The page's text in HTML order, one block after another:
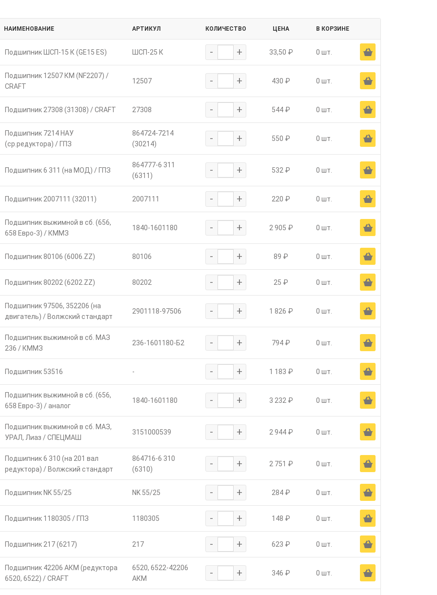
НАИМЕНОВАНИЕ АРТИКУЛ КОЛИЧЕСТВО ЦЕНА В КОРЗИНЕ
Подшипник ШСП-15 К (GE15 ES) ШСП-25 К - + 33,50 ₽ 0 шт. Ä
Подшипник 12507 КМ (NF2207) /
CRAFT
12507 - + 430 ₽ 0 шт. Ä
Подшипник 27308 (31308) / CRAFT 27308 - + 544 ₽ 0 шт. Ä
Подшипник 7214 НАУ
(ср.редуктора) / ГПЗ
864724-7214
(30214)
- + 550 ₽ 0 шт. Ä
Подшипник 6 311 (на МОД) / ГПЗ
864777-6 311
(6311)
- + 532 ₽ 0 шт. Ä
Подшипник 2007111 (32011) 2007111 - + 220 ₽ 0 шт. Ä
Подшипник выжимной в сб. (656,
658 Евро-3) / КММЗ
1840-1601180 - + 2 905 ₽ 0 шт. Ä
Подшипник 80106 (6006.ZZ) 80106 - + 89 ₽ 0 шт. Ä
Подшипник 80202 (6202.ZZ) 80202 - + 25 ₽ 0 шт. Ä
Подшипник 97506, 352206 (на
двигатель) / Волжский стандарт
2901118-97506 - + 1 826 ₽ 0 шт. Ä
Подшипник выжимной в сб. МАЗ
236 / КММЗ
236-1601180-Б2 - + 794 ₽ 0 шт. Ä
Подшипник 53516 - - + 1 183 ₽ 0 шт. Ä
Подшипник выжимной в сб. (656,
658 Евро-3) / аналог
1840-1601180 - + 3 232 ₽ 0 шт. Ä
Подшипник выжимной в сб. МАЗ,
УРАЛ, Лиаз / СПЕЦМАШ
3151000539 - + 2 944 ₽ 0 шт. Ä
Подшипник 6 310 (на 201 вал
редуктора) / Волжский стандарт
864716-6 310
(6310)
- + 2 751 ₽ 0 шт. Ä
Подшипник NK 55/25 NK 55/25 - + 284 ₽ 0 шт. Ä
Подшипник 1180305 / ГПЗ 1180305 - + 148 ₽ 0 шт. Ä
Подшипник 217 (6217) 217 - + 623 ₽ 0 шт. Ä
Подшипник 42206 АКМ (редуктора
6520, 6522) / CRAFT
6520, 6522-42206
АКМ
- + 346 ₽ 0 шт. Ä